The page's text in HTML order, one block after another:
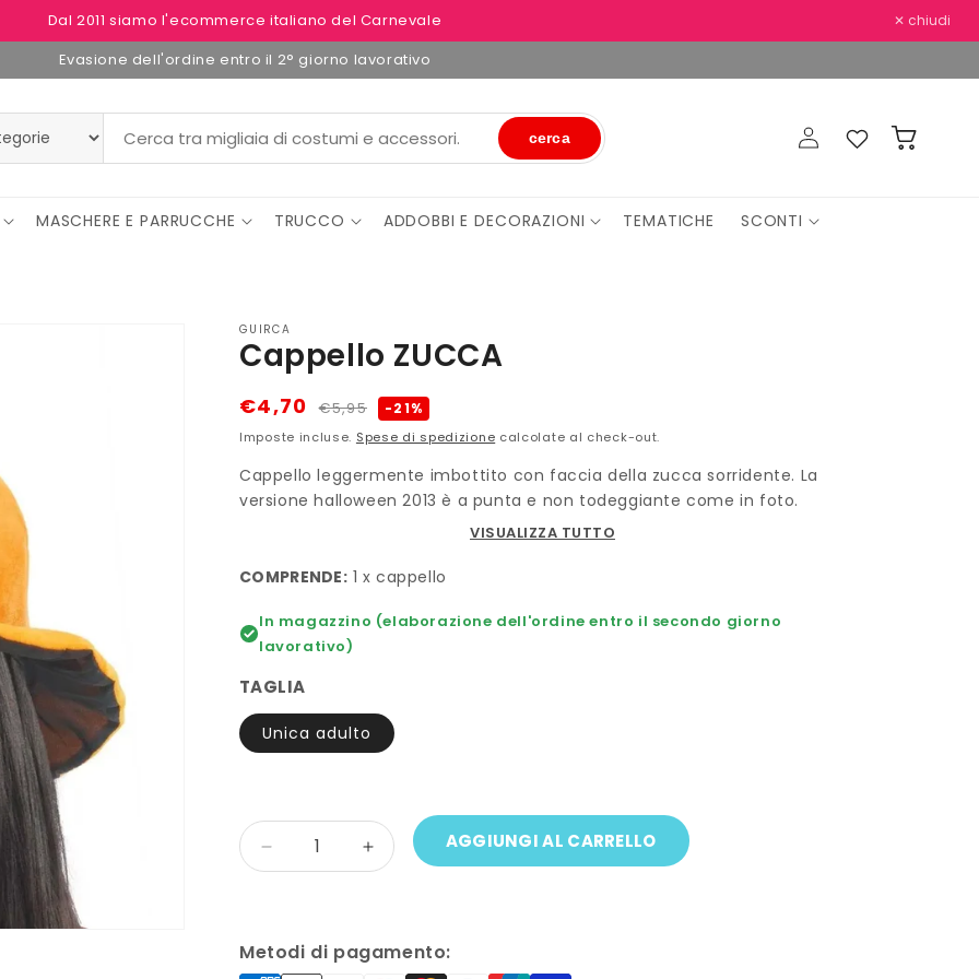
Dal 2011 siamo l'ecommerce italiano del Carnevale ✕ chiudi
Evasione dell'ordine entro il 2° giorno lavorativo
Accedi Preferiti Carrello
cerca
MASCHERE E PARRUCCHE TRUCCO ADDOBBI E DECORAZIONI TEMATICHE SCONTI
GUIRCA
Cappello ZUCCA
Prezzo
di
listino
€5,95
Prezzo
scontato
€4,70 -21%
Imposte incluse. Spese di spedizione calcolate al check-out.
Cappello leggermente imbottito con faccia della zucca sorridente. La
versione halloween 2013 è a punta e non todeggiante come in foto.
VISUALIZZA TUTTO
COMPRENDE: 1 x cappello
In magazzino (elaborazione dell'ordine entro il secondo giorno
lavorativo)
TAGLIA
Unica adulto
Quantità
Diminuisci
quantità
ZUCCA
Aumenta
quantità
ZUCCA
AGGIUNGI AL CARRELLO
Metodi di pagamento: